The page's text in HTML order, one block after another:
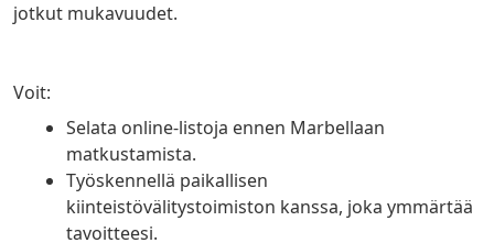
jotkut mukavuudet.
Voit:
Selata online-listoja ennen Marbellaan
matkustamista.
Työskennellä paikallisen
kiinteistövälitystoimiston kanssa, joka ymmärtää
tavoitteesi.